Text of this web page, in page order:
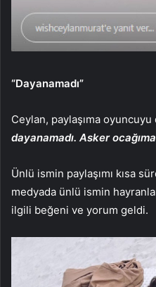
“Dayanamadı”
Ceylan, paylaşıma
dayanamadı. Asker
Ünlü ismin paylaşımı kısa
medyada ünlü ismin
ilgili beğeni ve yorum geldi.